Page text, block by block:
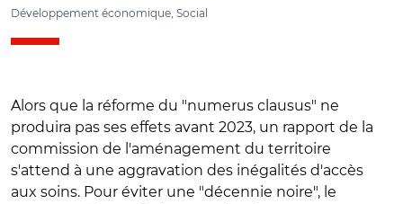
Développement économique, Social
Alors que la réforme du "numerus clausus" ne
produira pas ses effets avant 2023, un rapport de la
commission de l'aménagement du territoire
s'attend à une aggravation des inégalités d'accès
aux soins. Pour éviter une "décennie noire", le